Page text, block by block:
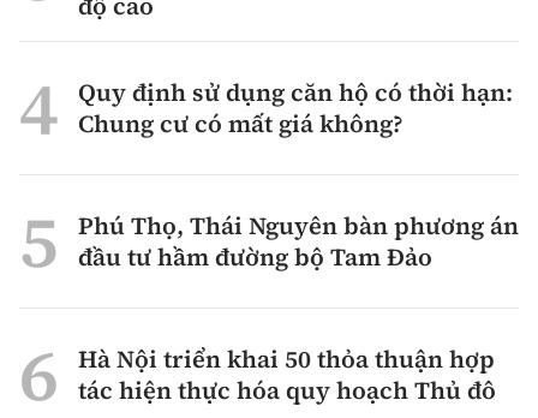
Quy định sử dụng căn hộ có thời hạn:
Chung cư có mất giá không?
Phú Thọ, Thái Nguyên bàn phương án
đầu tư hầm đường bộ Tam Đảo
Hà Nội triển khai 50 thỏa thuận hợp
tác hiện thực hóa quy hoạch Thủ đô